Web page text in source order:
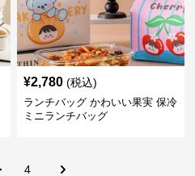
¥2,780 (税込)
ランチバッグ かわいい果実 保冷
ミニランチバッグ
4